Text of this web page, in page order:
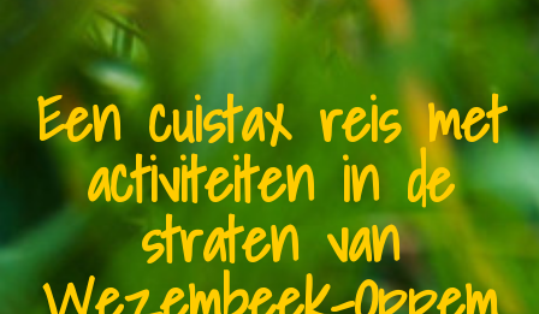
Een cuistax reis met
activiteiten in de
straten van